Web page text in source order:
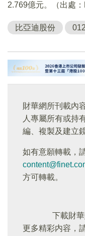
2.769億元。（出處：
比亞迪股份
財華網所刊載內
人專屬所有或持
編、複製及建立
如有意願轉載，
方可轉載。
下載財
更多精彩内容，